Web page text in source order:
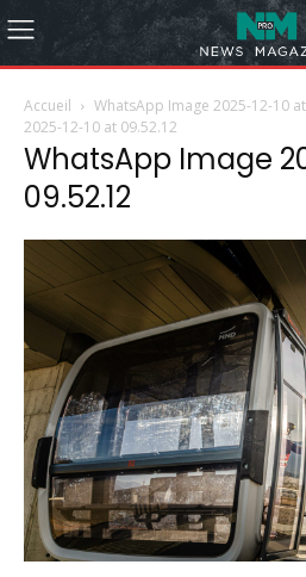
Accueil WhatsApp Image 2025-12-10
2025-12-10 at 09.52.12
WhatsApp Image
09.52.12